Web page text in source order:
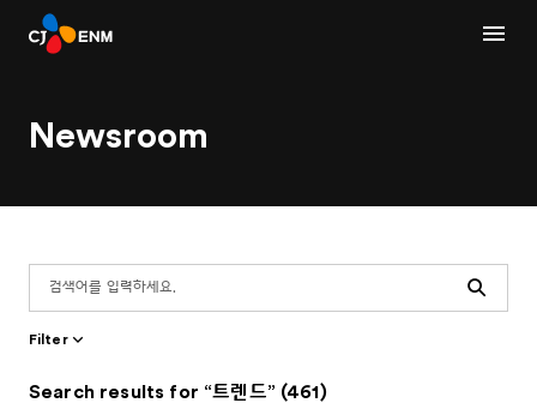
Newsroom
Search
Filter
Search results for “트렌드” (461)